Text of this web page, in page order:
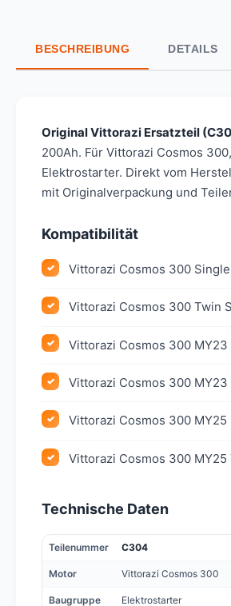
BESCHREIBUNG DETAILS
Original Vittorazi Ersatzteil
200Ah. Für Vittorazi Cosmos
Elektrostarter. Direkt vom
mit Originalverpackung und
Kompatibilität
Vittorazi Cosmos 300
Vittorazi Cosmos 300 Twin
Vittorazi Cosmos 300 MY23
Vittorazi Cosmos 300 MY23
Vittorazi Cosmos 300 MY25
Vittorazi Cosmos 300 MY25
Technische Daten
Teilenummer C304
Motor Vittorazi Cosmos 300
Baugruppe Elektrostarter